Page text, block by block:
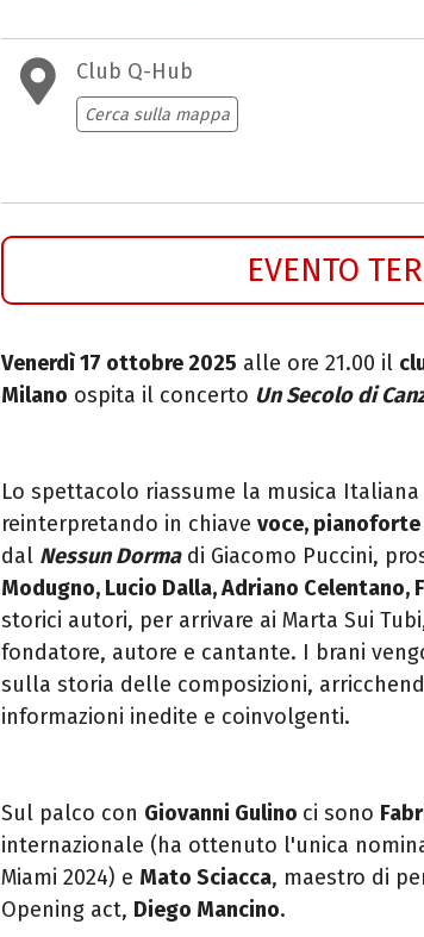
Club Q-Hub
Cerca sulla mappa
EVENTO
Venerdì 17 ottobre 2025 alle ore 21.00 il c
Milano ospita il concerto Un Secolo di
Lo spettacolo riassume la musica
reinterpretando in chiave voce, pianoforte
dal Nessun Dormadi Giacomo Puccini,
Modugno, Lucio Dalla, Adriano Celentano,
storici autori, per arrivare ai Marta Sui
fondatore, autore e cantante. I brani
sulla storia delle composizioni,
informazioni inedite e coinvolgenti.
Sul palco con Giovanni Gulino ci sono
internazionale (ha ottenuto l'unica
Miami 2024) e Mato Sciacca, maestro di
Opening act, Diego Mancino.